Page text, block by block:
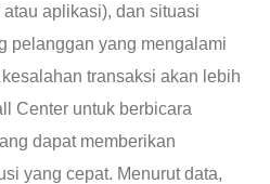
aplikasi), dan situasi
pelanggan yang mengalami
transaksi akan lebih
Center untuk berbicara
dapat memberikan
yang cepat. Menurut data,